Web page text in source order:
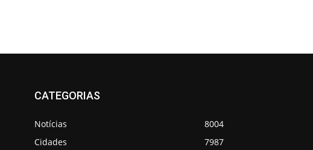
CATEGORIAS
Notícias
8004
Cidades
7987